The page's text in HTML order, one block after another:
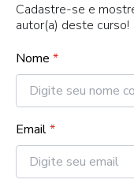
Cadastre-se e
autor(a) deste curso!
Nome *
Email*